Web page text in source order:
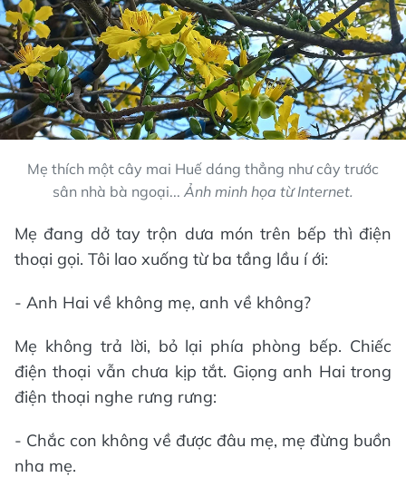
Mẹ thích một cây mai Huế dáng thẳng như cây trước
sân nhà bà ngoại... Ảnh minh họa từ Internet.
Mẹ đang dở tay trộn dưa món trên bếp thì điện
thoại gọi. Tôi lao xuống từ ba tầng lầu í ới:
- Anh Hai về không mẹ, anh về không?
Mẹ không trả lời, bỏ lại phía phòng bếp. Chiếc
điện thoại vẫn chưa kịp tắt. Giọng anh Hai trong
điện thoại nghe rưng rưng:
- Chắc con không về được đâu mẹ, mẹ đừng buồn
nha mẹ.